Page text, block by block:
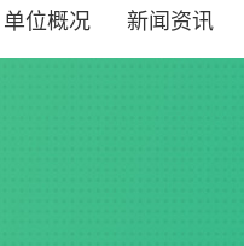
单位概况 新闻资讯